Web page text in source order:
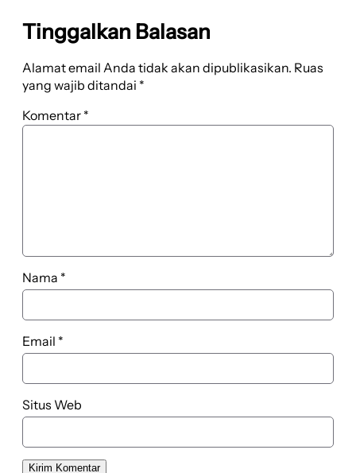
Tinggalkan Balasan
Alamat email Anda tidak akan dipublikasikan. Ruas
yang wajib ditandai *
Komentar *
Nama *
Email *
Situs Web